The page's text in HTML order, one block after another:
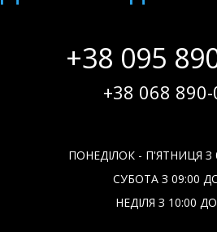
+38 095
+38 068
ПОНЕДІЛОК - П'ЯТНИЦЯ З
СУБОТА З 09:00
НЕДІЛЯ З 10:00